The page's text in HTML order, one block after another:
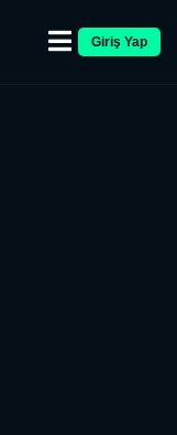
Giriş Yap